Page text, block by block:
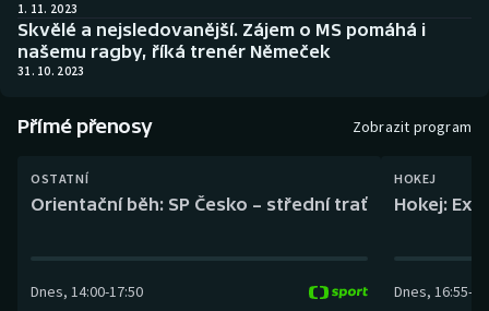
Biatlon
Box
Curling
Florbal
Aplikace ČT sport
1. 11. 2023
Skvělé a nejsledovanější. Zájem o MS pomáhá i
našemu ragby, říká trenér Němeček
31. 10. 2023
Přímé přenosy Zobrazit program
OSTATNÍ
Orientační běh: SP Česko – střední trať
Dnes, 14:00-17:50
HOKEJ
Hokej:
Dnes, 16:55-